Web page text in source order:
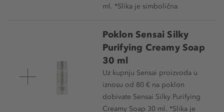
ml. *Slika je simbolična
Poklon Sensai Silky
Purifying Creamy Soap
30 ml
Uz kupnju Sensai proizvoda u
iznosu od 80 € na poklon
dobivate Sensai Silky Purifying
Creamy Soap 30 ml. *Slika je